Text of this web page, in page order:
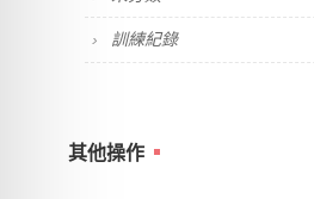
訓練紀錄
其他操作